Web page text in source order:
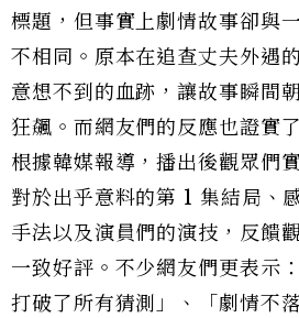
標題，但事實上劇情故事卻與
不相同。原本在追查丈夫外遇
意想不到的血跡，讓故事瞬間
狂飆。而網友們的反應也證實
根據韓媒報導，播出後觀眾們
對於出乎意料的第 1 集結局、
手法以及演員們的演技，反饋
一致好評。不少網友們更表示
打破了所有猜測」、「劇情不